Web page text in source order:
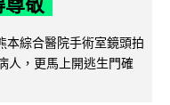
尊敬
本綜合醫院手術室鏡頭拍
人，更馬上開逃生門確